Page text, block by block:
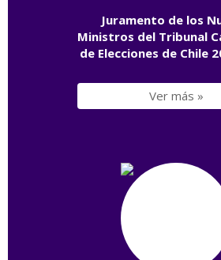
Juramento de los
Ministros del Tribunal
de Elecciones de Chile
Ver más »